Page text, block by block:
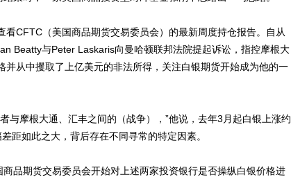
CFTC（美国商品期货交易委员会）的最新周度持仓报告。自从
Beatty与Peter Laskaris向曼哈顿联邦法院提起诉讼，指控摩根大
并从中攫取了上亿美元的非法所得，关注白银期货开始成为他的一
摩根大通、汇丰之间的（战争），”他说，去年3月起白银上涨约
距如此之大，背后存在不同寻常的特定因素。
品期货交易委员会开始对上述两家投资银行是否操纵白银价格进